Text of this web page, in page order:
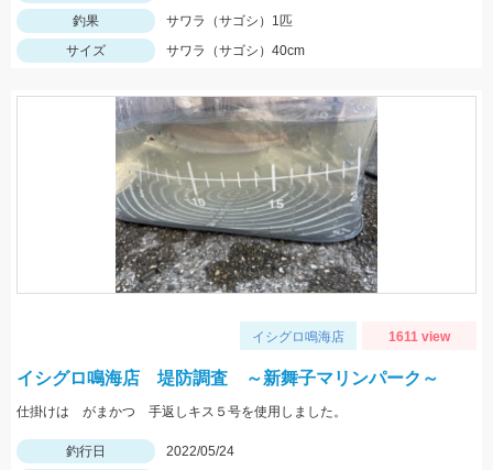
釣果
サワラ（サゴシ）1匹
サイズ
サワラ（サゴシ）40cm
イシグロ鳴海店 1611 view
イシグロ鳴海店 堤防調査 ～新舞子マリンパーク～
仕掛けは がまかつ 手返しキス５号を使用しました。
釣行日
2022/05/24